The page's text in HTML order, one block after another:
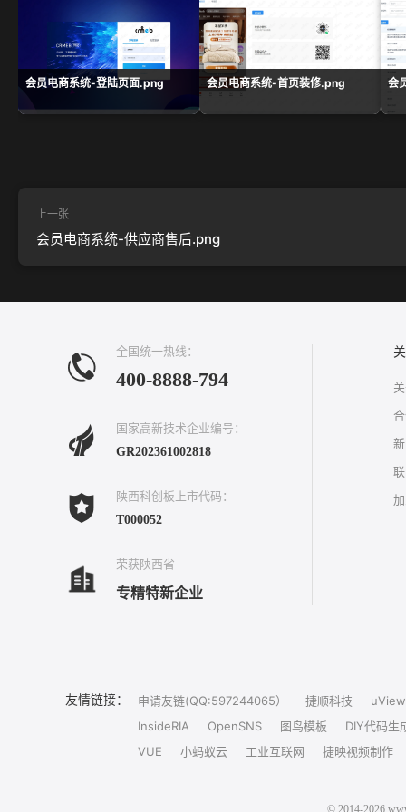
会员电商系统-登陆页面.png 会员电商系统-首页装修.png 会
上一张
会员电商系统-供应商售后.png
全国统一热线：
400-8888-794
国家高新技术企业编号：
GR202361002818
陕西科创板上市代码：
T000052
荣获陕西省
专精特新企业
友情链接： 申请友链(QQ:597244065） 捷顺科技
uView
InsideRIA
OpenSNS 图鸟模板
DIY代码生
VUE
小蚂蚁云 工业互联网 捷映视频制作
© 2014-2026